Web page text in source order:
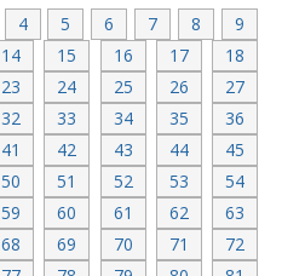
4 5 6 7 8
9
14 15 16 17
18
23 24 25 26
27
32 33 34 35
36
41 42 43 44
45
50 51 52 53
54
59 60 61 62
63
68 69 70 71
72